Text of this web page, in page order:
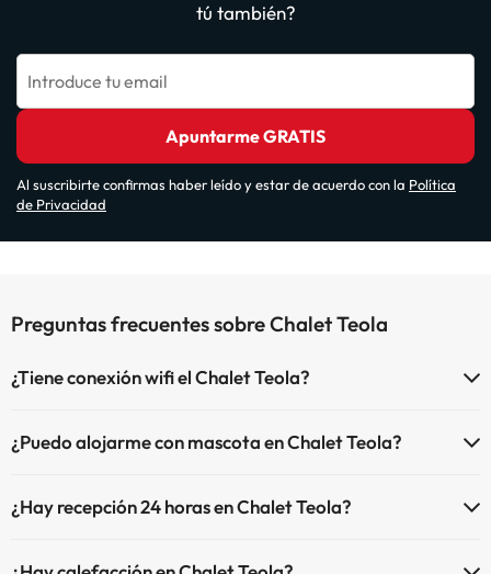
tú también?
Introduce tu email
Apuntarme GRATIS
Al suscribirte confirmas haber leído y estar de acuerdo con la Política
de Privacidad
Preguntas frecuentes sobre Chalet Teola
¿Tiene conexión wifi el Chalet Teola?
¿Puedo alojarme con mascota en Chalet Teola?
directo en hotel). Consulta las condiciones.
¿Hay recepción 24 horas en Chalet Teola?